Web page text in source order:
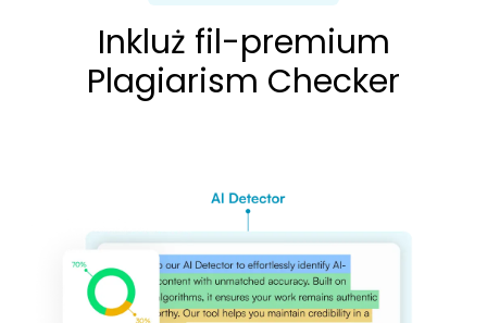
Inkluż fil-premium
Plagiarism Checker